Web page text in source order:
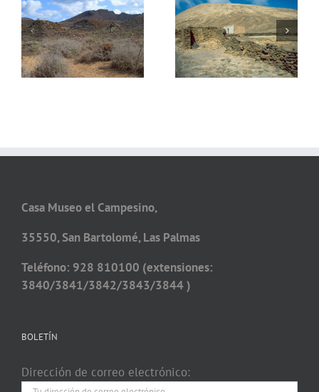
LIG AL02: La Caldera
LIG AL03: Trocadero-El
Veril
Casa Museo el Campesino,
35550, San Bartolomé, Las Palmas
Teléfono: 928 810100 (extensiones:
3840/3841/3842/3843/3844 )
BOLETÍN
Dirección de correo electrónico: